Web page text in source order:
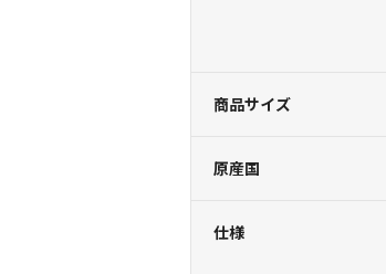
商品サイズ
原産国
仕様